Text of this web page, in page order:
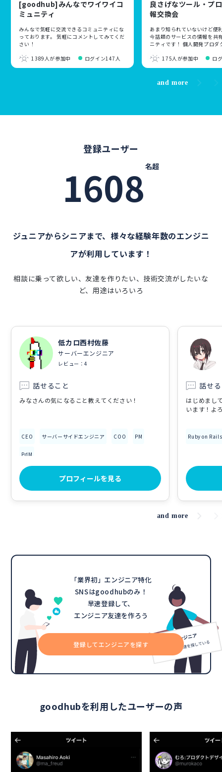
[goodhub]みんなでワイワイコ
ミュニティ
みんなで気軽に交流できるコミュニティにな
っております。 気軽にコメントしてみてくだ
さい！
1389人が参加中
ログイン147人
良さげなツール・プ
報交換会
あまり知られていないけど便
今話題のサービスの情報を共
ニティです！ 個人開発プロダ
です！175人が参加中 ロ
and more
登録ユーザー
1608 名超
ジュニアからシニアまで、様々な経験年数のエンジニ
アが利用しています！
相談に乗って欲しい、友達を作りたい、技術交流がしたいな
ど、用途はいろいろ
低カロ西村佐藤
サーバーエンジニア
レビュー：4
話せること
みなさんの気になること教えてください！
CEO サーバーサイドエンジニア COO PM
PdM
プロフィールを見る
話せ
はじめまし
います！よ
Ruby on Rails
and more
「業界初」エンジニア特化
SNSはgoodhubのみ！
早速登録して、
エンジニア友達を作ろう
登録してエンジニアを探す
goodhubを利用したユーザーの声